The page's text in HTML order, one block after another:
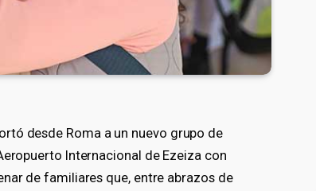
desde Roma a un nuevo grupo de
Internacional de Ezeiza con
de familiares que, entre abrazos de